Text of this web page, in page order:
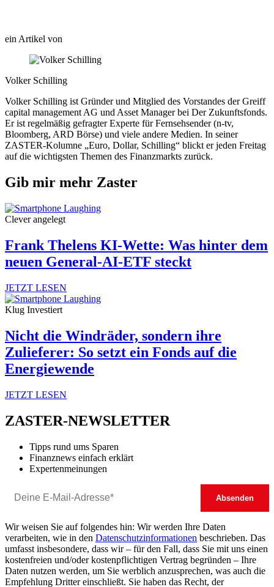
ein Artikel von
Volker Schilling
Volker Schilling ist Gründer und Mitglied des Vorstandes der Greiff
capital management AG und Asset Manager bei Der Zukunftsfonds.
Er ist regelmäßig gefragter Experte für Fernsehsender (n-tv,
Bloomberg, ARD Börse) und viele andere Medien. In seiner
ZASTER-Kolumne „Euro, Dollar, Schilling“ blickt er jeden Freitag
auf die wichtigsten Themen des Finanzmarkts zurück.
Gib mir mehr Zaster
Clever angelegt
Frank Thelens KI-Wette: Was hinter dem
neuen General-AI-ETF steckt
JETZT LESEN
Klug Investiert
Nicht die Windräder, sondern ihre
Zulieferer: So setzt ein Fonds auf die
Energiewende
JETZT LESEN
ZASTER-NEWSLETTER
Tipps rund ums Sparen
Finanznews einfach erklärt
Expertenmeinungen
Wir weisen Sie auf folgendes hin: Wir werden Ihre Daten
verarbeiten, wie in den Datenschutzinformationen beschrieben. Das
umfasst insbesondere, dass wir – für den Fall, dass Sie mit uns einen
kostenfreien und/oder kostenpflichtigen Vertrag begründen – Ihre
Daten nutzen werden, um Sie werblich anzusprechen, was auch die
Empfehlung Dritter einschließt. Sie haben das Recht, der